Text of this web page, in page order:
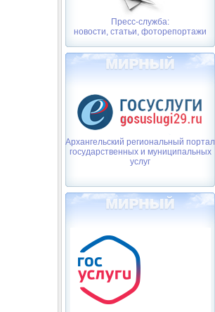
Пресс-служба:
новости, статьи, фоторепортажи
Архангельский региональный портал
государственных и муниципальных
услуг